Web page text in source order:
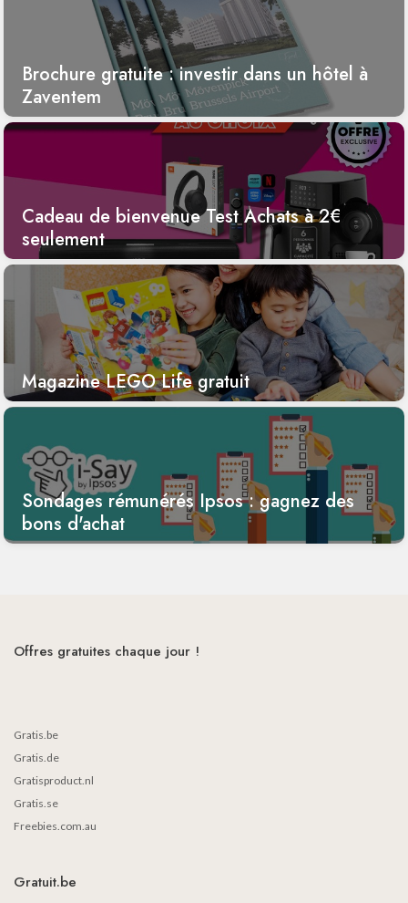
Brochure gratuite : investir dans un hôtel à
Zaventem
Cadeau de bienvenue Test Achats à 2€
seulement
Magazine LEGO Life gratuit
Sondages rémunérés Ipsos : gagnez des
bons d'achat
Offres gratuites chaque jour !
Gratis.be
Gratis.de
Gratisproduct.nl
Gratis.se
Freebies.com.au
Gratuit.be